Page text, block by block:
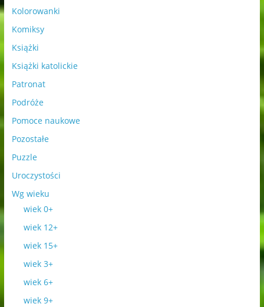
Kolorowanki
Komiksy
Książki
Książki katolickie
Patronat
Podróże
Pomoce naukowe
Pozostałe
Puzzle
Uroczystości
Wg wieku
wiek 0+
wiek 12+
wiek 15+
wiek 3+
wiek 6+
wiek 9+